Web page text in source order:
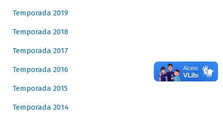
Temporada 2019
Temporada 2018
Temporada 2017
Temporada 2016
Temporada 2015
Temporada 2014